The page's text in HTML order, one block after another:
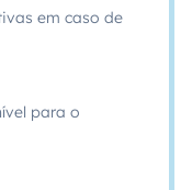
em caso de
para o